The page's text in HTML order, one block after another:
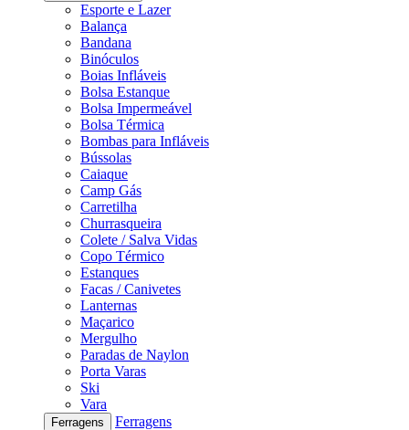
Esporte e Lazer
Balança
Bandana
Binóculos
Boias Infláveis
Bolsa Estanque
Bolsa Impermeável
Bolsa Térmica
Bombas para Infláveis
Bússolas
Caiaque
Camp Gás
Carretilha
Churrasqueira
Colete / Salva Vidas
Copo Térmico
Estanques
Facas / Canivetes
Lanternas
Maçarico
Mergulho
Paradas de Naylon
Porta Varas
Ski
Vara
Ferragens
Ferragens